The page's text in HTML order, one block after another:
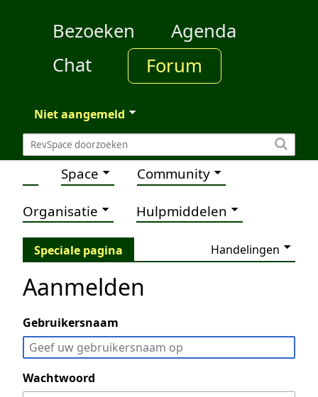
Bezoeken
Agenda
Chat
Forum
Niet aangemeld
Space Community
Organisatie Hulpmiddelen
Speciale pagina Handelingen
Aanmelden
Gebruikersnaam
Wachtwoord